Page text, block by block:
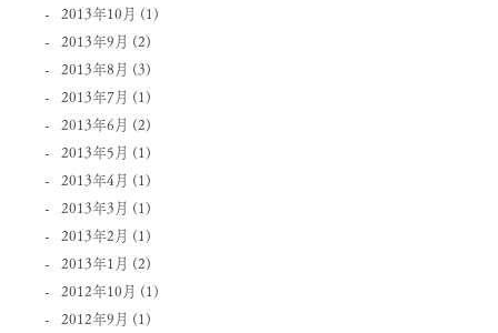
2013年10月 (1)
2013年9月 (2)
2013年8月 (3)
2013年7月 (1)
2013年6月 (2)
2013年5月 (1)
2013年4月 (1)
2013年3月 (1)
2013年2月 (1)
2013年1月 (2)
2012年10月 (1)
2012年9月 (1)